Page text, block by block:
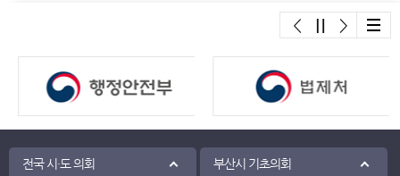
2025-09-18
전국 시·도 의회 부산시 기초의회